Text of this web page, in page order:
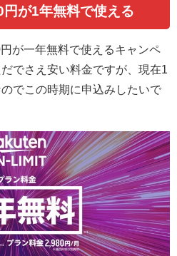
が1年無料で使える
が一年無料で使えるキャンペ
でさえ安い料金ですが、現在1
でこの時期に申込みしたいで